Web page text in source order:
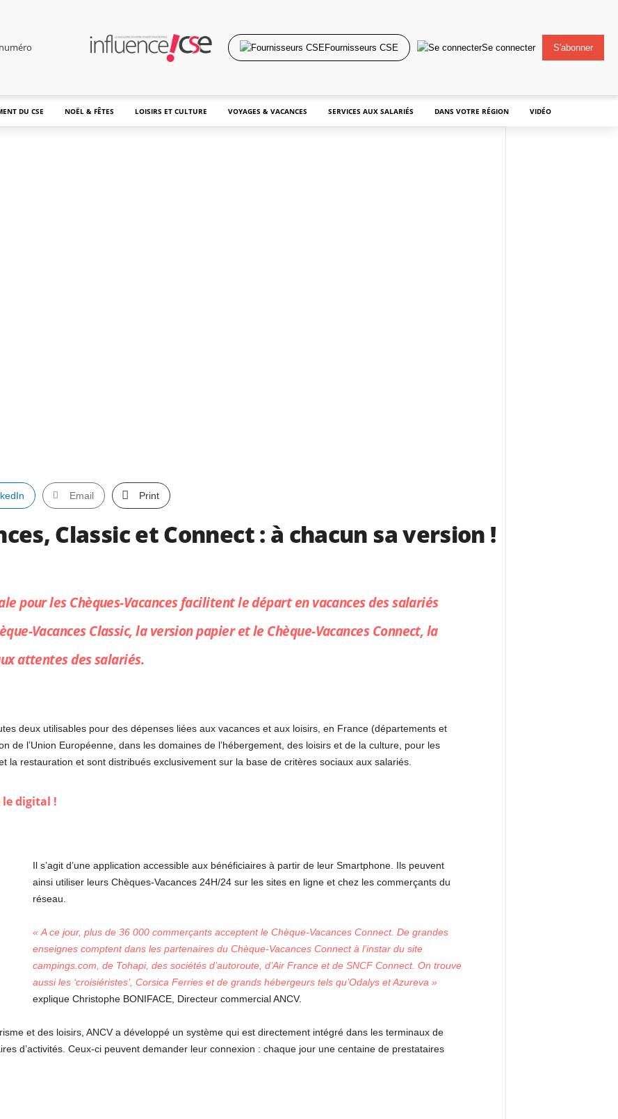
Fournisseurs CSE Se connecter S'abonner
DU CSE NOËL & FÊTES LOISIRS ET CULTURE VOYAGES & VACANCES SERVICES AUX SALARIÉS DANS VOTRE RÉGION VIDÉO
Email Print
Classic et Connect : à chacun sa version !
pour les Chèques-Vacances facilitent le départ en vacances des salariés
Vacances Classic, la version papier et le Chèque-Vacances Connect, la
attentes des salariés.
deux utilisables pour des dépenses liées aux vacances et aux loisirs, en France (départements et
de l’Union Européenne, dans les domaines de l’hébergement, des loisirs et de la culture, pour les
la restauration et sont distribués exclusivement sur la base de critères sociaux aux salariés.
le digital !
Il s’agit d’une application accessible aux bénéficiaires à partir de leur Smartphone. Ils peuvent
ainsi utiliser leurs Chèques-Vacances 24H/24 sur les sites en ligne et chez les commerçants du
réseau.
« A ce jour, plus de 36 000 commerçants acceptent le Chèque-Vacances Connect. De grandes
enseignes comptent dans les partenaires du Chèque-Vacances Connect à l’instar du site
campings.com, de Tohapi, des sociétés d’autoroute, d’Air France et de SNCF Connect. On trouve
aussi les ‘croisiéristes’, Corsica Ferries et de grands hébergeurs tels qu’Odalys et Azureva »
explique Christophe BONIFACE, Directeur commercial ANCV.
et des loisirs, ANCV a développé un système qui est directement intégré dans les terminaux de
d’activités. Ceux-ci peuvent demander leur connexion : chaque jour une centaine de prestataires